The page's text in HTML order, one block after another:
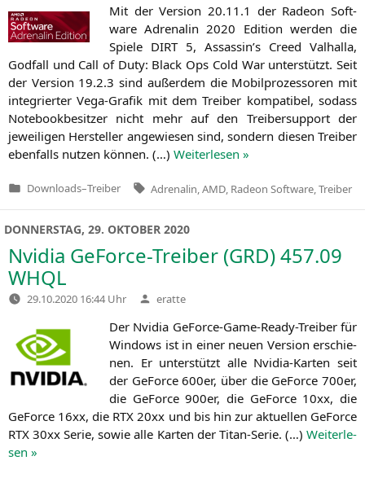
Mit der Ver­si­on 20.11.1 der Rade­on Soft­
ware Adre­na­lin 2020 Edi­ti­on wer­den die
Spie­le DIRT5, Assassin’s Creed Val­hal­la,
God­fall und Call of Duty: Black Ops Cold War unter­stützt. Seit
der Ver­si­on 19.2.3 sind außer­dem die Mobil­pro­zes­so­ren mit
inte­grier­ter Vega-Gra­fik mit dem Trei­ber kom­pa­ti­bel, sodass
Note­book­be­sit­zer nicht mehr auf den Trei­ber­sup­port der
jewei­li­gen Her­stel­ler ange­wie­sen sind, son­dern die­sen Trei­ber
eben­falls nut­zen kön­nen. (…) Wei­ter­le­sen »
Veröffentlicht
Downloads–Treiber Tags:
Adrenalin AMD Radeon Software Treiber
DONNERSTAG, 29. OKTOBER 2020
Nvidia GeForce-Treiber (GRD) 457.09
WHQL
29.10.2020 16:44 Uhr Verfasst
von
eratte
Der Nvi­dia GeForce-Game-Rea­dy-Trei­ber für
Win­dows ist in einer neu­en Ver­si­on erschie­
nen. Er unter­stützt alle Nvi­dia-Kar­ten seit
der GeForce 600er, über die GeForce 700er,
die GeForce 900er, die GeForce 10xx, die
GeForce 16xx, die RTX 20xx und bis hin zur aktu­el­len GeForce
RTX 30xx Serie, sowie alle Kar­ten der Titan-Serie. (…) Wei­ter­le­
sen »